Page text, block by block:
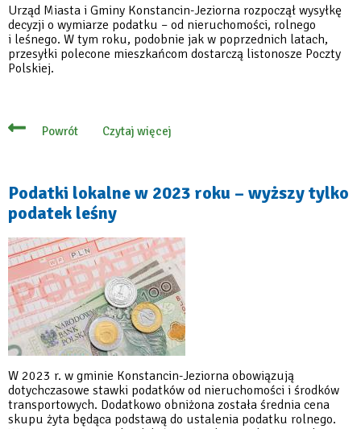
Urząd Miasta i Gminy Konstancin-Jeziorna rozpoczął wysyłkę
decyzji o wymiarze podatku – od nieruchomości, rolnego
i leśnego. W tym roku, podobnie jak w poprzednich latach,
przesyłki polecone mieszkańcom dostarczą listonosze Poczty
Polskiej.
Powrót Czytaj więcej
o
decyzje
podatkowe
Podatki lokalne w 2023 roku – wyższy tylko
podatek leśny
W 2023 r. w gminie Konstancin-Jeziorna obowiązują
dotychczasowe stawki podatków od nieruchomości i środków
transportowych. Dodatkowo obniżona została średnia cena
skupu żyta będąca podstawą do ustalenia podatku rolnego.